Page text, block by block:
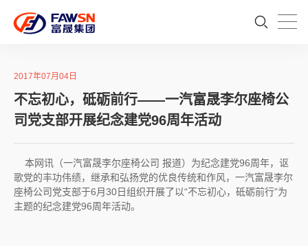
2017年07月04日
不忘初心，砥砺前行——一汽富晟李尔座椅公
司党支部开展纪念建党96周年活动
本网讯（一汽富晟李尔座椅公司 报道）为纪念建党96周年，讴
歌党的丰功伟绩，继承和弘扬党的优良传统和作风，一汽富晟李尔
座椅公司党支部于6月30日组织开展了以“不忘初心，砥砺前行”为
主题的纪念建党96周年活动。